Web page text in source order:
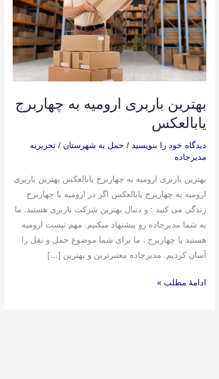
بهترین باربری ارومیه به چهاربرج
یابالعکس
دیدگاه‌ خود را بنویسید / حمل به شهرستان /تحریریه
مدیرجاده
بهترین باربری ارومیه به چهاربرج یابالعکس بهترین باربری
ارومیه به چهاربرج یابالعکس اگر در ارومیه یا چهاربرج
زندگی می کنید : و دنبال بهترین شرکت باربری هستید. ما
به شما مدیرجاده رو پیشنهاد میکنیم. مهم نیست ارومیه
هستید یا چهاربرج ، ما برای شما موضوع حمل و نقل را
آسان کردیم. مدیرجاده معتبرترین و بهترین […]
به
چهاربرج
یابالعکس
ادامۀ مطلب »